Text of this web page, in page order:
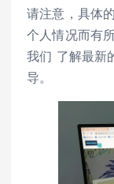
请注意，具体
个人情况而有
我们 了解最新
导。